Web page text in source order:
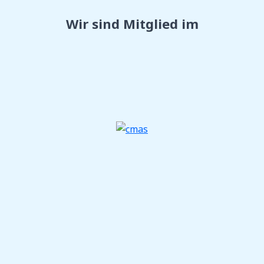
Wir sind Mitglied im